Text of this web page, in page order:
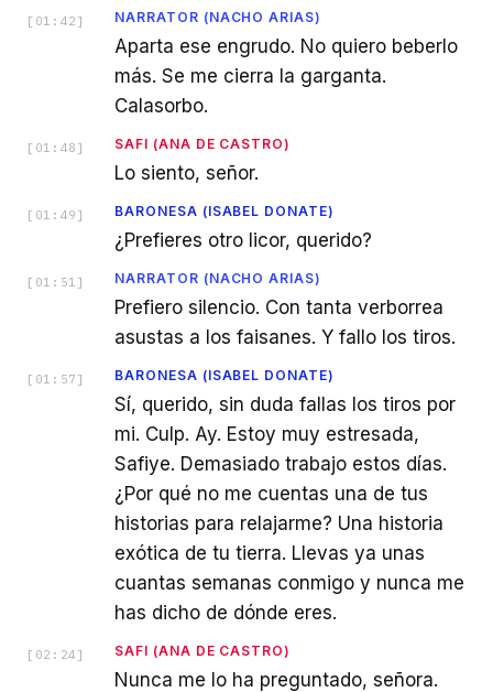
[ 01:42 ] NARRATOR (NACHO ARIAS)
Aparta ese engrudo. No quiero beberlo
más. Se me cierra la garganta.
Calasorbo.
[ 01:48 ] SAFI (ANA DE CASTRO)
Lo siento, señor.
[ 01:49 ] BARONESA (ISABEL DONATE)
¿Prefieres otro licor, querido?
[ 01:51 ] NARRATOR (NACHO ARIAS)
Prefiero silencio. Con tanta verborrea
asustas a los faisanes. Y fallo los tiros.
[ 01:57 ] BARONESA (ISABEL DONATE)
Sí, querido, sin duda fallas los tiros por
mi. Culp. Ay. Estoy muy estresada,
Safiye. Demasiado trabajo estos días.
¿Por qué no me cuentas una de tus
historias para relajarme? Una historia
exótica de tu tierra. Llevas ya unas
cuantas semanas conmigo y nunca me
has dicho de dónde eres.
[ 02:24 ] SAFI (ANA DE CASTRO)
Nunca me lo ha preguntado, señora.